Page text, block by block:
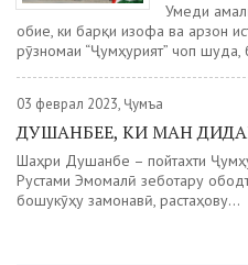
Умеди
обие, ки барқи изофа ва арзон
рӯзномаи “Ҷумҳурият” чоп
03 феврал 2023, Ҷумъа
ДУШАНБЕЕ, КИ МАН
Шаҳри Душанбе – пойтахти
Рустами Эмомалӣ зеботару
бошукӯҳу замонавӣ, растаҳову...